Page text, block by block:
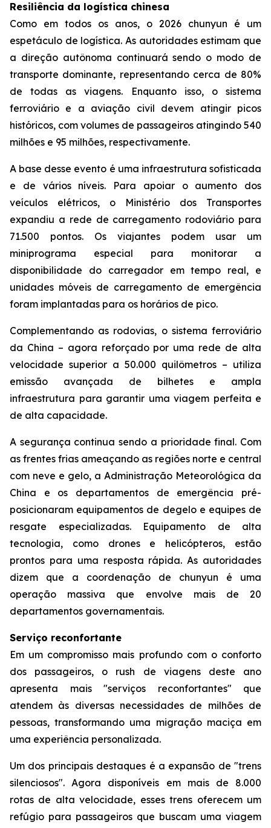
Resiliência da logística chinesa
Como em todos os anos, o 2026 chunyun é um
espetáculo de logística. As autoridades estimam que
a direção autônoma continuará sendo o modo de
transporte dominante, representando cerca de 80%
de todas as viagens. Enquanto isso, o sistema
ferroviário e a aviação civil devem atingir picos
históricos, com volumes de passageiros atingindo 540
milhões e 95 milhões, respectivamente.
A base desse evento é uma infraestrutura sofisticada
e de vários níveis. Para apoiar o aumento dos
veículos elétricos, o Ministério dos Transportes
expandiu a rede de carregamento rodoviário para
71.500 pontos. Os viajantes podem usar um
miniprograma especial para monitorar a
disponibilidade do carregador em tempo real, e
unidades móveis de carregamento de emergência
foram implantadas para os horários de pico.
Complementando as rodovias, o sistema ferroviário
da China – agora reforçado por uma rede de alta
velocidade superior a 50.000 quilômetros – utiliza
emissão avançada de bilhetes e ampla
infraestrutura para garantir uma viagem perfeita e
de alta capacidade.
A segurança continua sendo a prioridade final. Com
as frentes frias ameaçando as regiões norte e central
com neve e gelo, a Administração Meteorológica da
China e os departamentos de emergência pré-
posicionaram equipamentos de degelo e equipes de
resgate especializadas. Equipamento de alta
tecnologia, como drones e helicópteros, estão
prontos para uma resposta rápida. As autoridades
dizem que a coordenação de chunyun é uma
operação massiva que envolve mais de 20
departamentos governamentais.
Serviço reconfortante
Em um compromisso mais profundo com o conforto
dos passageiros, o rush de viagens deste ano
apresenta mais "serviços reconfortantes" que
atendem às diversas necessidades de milhões de
pessoas, transformando uma migração maciça em
uma experiência personalizada.
Um dos principais destaques é a expansão de "trens
silenciosos". Agora disponíveis em mais de 8.000
rotas de alta velocidade, esses trens oferecem um
refúgio para passageiros que buscam uma viagem